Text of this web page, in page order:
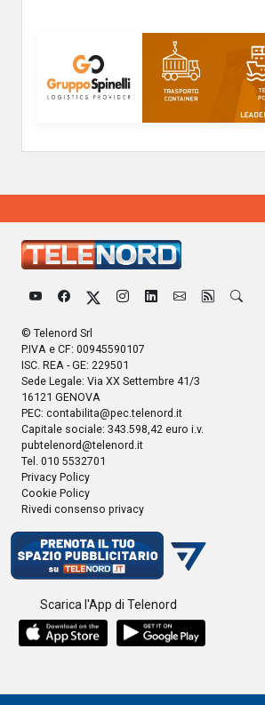
© Telenord Srl
P.IVA e CF: 00945590107
ISC. REA - GE: 229501
Sede Legale: Via XX Settembre 41/3
16121 GENOVA
PEC: contabilita@pec.telenord.it
Capitale sociale: 343.598,42 euro i.v.
pubtelenord@telenord.it
Tel. 010 5532701
Privacy Policy
Cookie Policy
Rivedi consenso privacy
Scarica l'App di Telenord